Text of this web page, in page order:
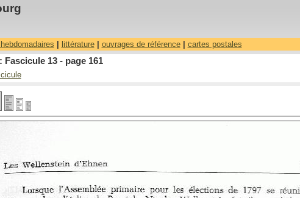
littérature| ouvrages de référence| cartes postales
13 - page 161